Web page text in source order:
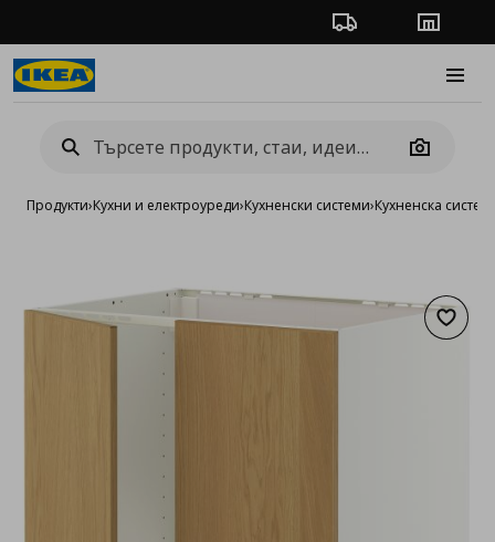
Проследяване на
Camera
Продукти›Кухни и електроуреди›Кухненски системи›Кухненска